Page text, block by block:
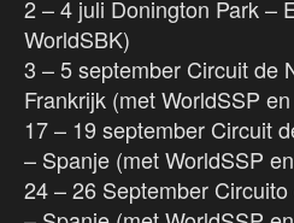
2 – 4 juli Donington Park –
WorldSBK)
3 – 5 september Circuit de
Frankrijk (met WorldSSP
17 – 19 september Circuit
– Spanje (met WorldSSP
24 – 26 September